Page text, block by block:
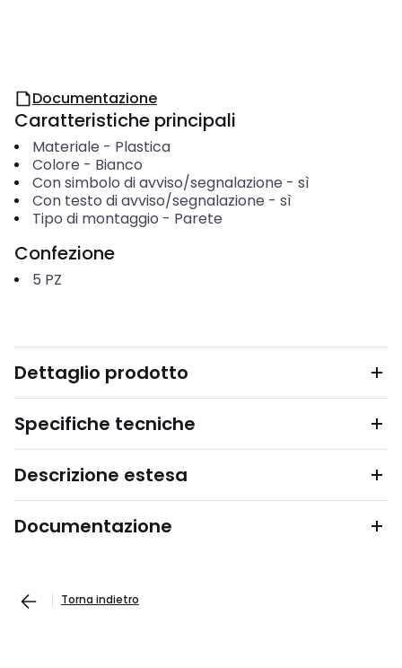
Documentazione
Caratteristiche principali
Materiale - Plastica
Colore - Bianco
Con simbolo di avviso/segnalazione - sì
Con testo di avviso/segnalazione - sì
Tipo di montaggio - Parete
Confezione
5 PZ
Dettaglio prodotto
Specifiche tecniche
Descrizione estesa
Documentazione
Torna indietro